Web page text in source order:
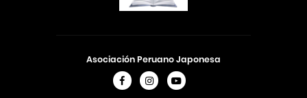
Asociación Peruano Japonesa